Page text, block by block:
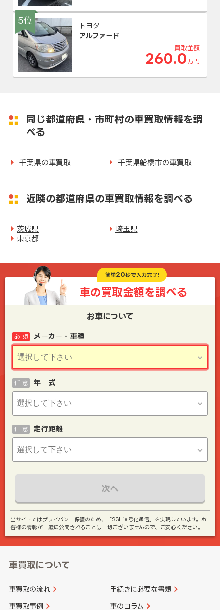
5位
トヨタ
アルファード
買取金額
260.0 万円
同じ都道府県・市町村の車買取情報を調
べる
千葉県の車買取 千葉県船橋市の車買取
近隣の都道府県の車買取情報を調べる
茨城県
埼玉県
東京都
簡単20秒で入力完了!
車の買取金額を調べる
お車について
メーカー・車種
必 須
年 式
任 意
走行距離
任 意
次へ
当サイトではプライバシー保護のため、「SSL暗号化通信」を実現しています。お
客様の情報が一般に公開されることは一切ございませんので、ご安心ください。
車買取について
車買取の流れ 手続きに必要な書類
車買取事例 車のコラム